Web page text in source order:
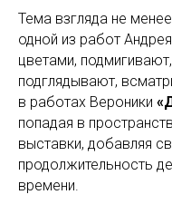
Тема взгляда не
одной из работ
цветами,
подглядывают,
в работах Вероники
попадая в
выставки, добавляя
продолжительность
времени.